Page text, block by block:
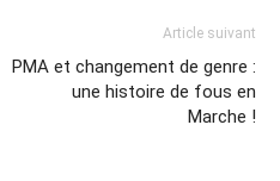
Article suivant
PMA et changement de genre :
une histoire de fous en
Marche !